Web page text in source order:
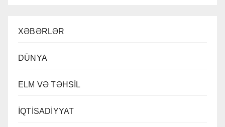
XƏBƏRLƏR
DÜNYA
ELM VƏ TƏHSİL
İQTİSADİYYAT